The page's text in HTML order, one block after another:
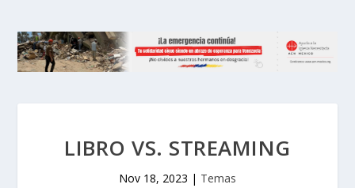
LIBRO VS. STREAMING
Nov 18, 2023 | Temas